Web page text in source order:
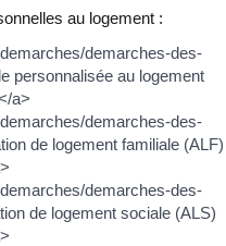
au logement :
demarches-des-
personnalisée au logement
a>
demarches-des-
de logement familiale (ALF)
demarches-des-
de logement sociale (ALS)